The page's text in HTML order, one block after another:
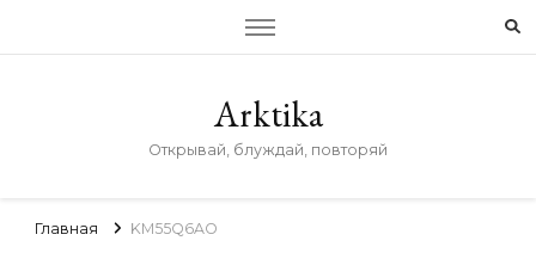
Arktika
Открывай, блуждай, повторяй
Главная KM55Q6AO